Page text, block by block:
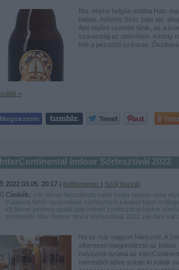
Illat: enyhe belgás maláta Hab:
habos, hófehér Szín: pale ale,
Ami elsőre szembe tűnik, az a
szárazság az utóízében. A korty
telít a pezsdítő szénsav.
»
InterContinental Indoor Sörfesztivál 2022
2022.03.05. 20:17 | bottleopener | Szólj hozzá!
Címkék: sör német beszámoló cseh belga blonde sima
trappista fehér nyúl nebula sörfesztivál kasteel tripel
kft
litovel permon quadruple német sörfesztivál hedon
sörmester filou donker timco sörfesztivál 2022 val-dieu val
Na ez már nagyon hiányzott. A
sikeresen megrendezte az
helyszíne ezúttal az
méretéből ítélve sokan ki voltak